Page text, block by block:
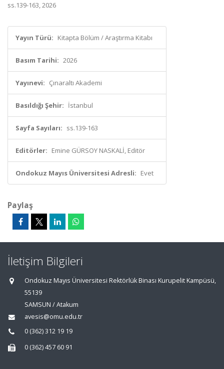
ss.139-163, 2026
Yayın Türü: Kitapta Bölüm / Araştırma Kitabı
Basım Tarihi: 2026
Yayınevi: Çınaraltı Akademi
Basıldığı Şehir: İstanbul
Sayfa Sayıları: ss.139-163
Editörler: Emine GÜRSOY NASKALİ, Editör
Ondokuz Mayıs Üniversitesi Adresli: Evet
Paylaş
İletişim Bilgileri
Ondokuz Mayıs Üniversitesi Rektörlük Binası Kurupelit Kampüsü,
55139
SAMSUN / Atakum
avesis@omu.edu.tr
0 (362) 312 19 19
0 (362) 457 60 91